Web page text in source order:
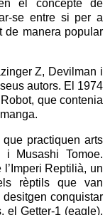
el concepte de
se entre si per a
de manera popular
Z, Devilman i
autors. El 1974
que contenia
practiquen arts
i Musashi Tomoe.
Reptilià, un
rèptils que van
conquistar
el Getter-1 (eagle),